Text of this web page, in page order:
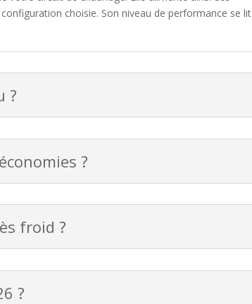
choisie. Son niveau de performance se lit
?
?
froid ?
?